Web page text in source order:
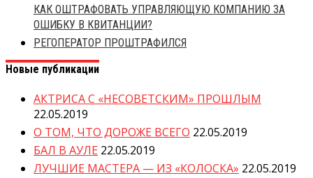
КАК ОШТРАФОВАТЬ УПРАВЛЯЮЩУЮ КОМПАНИЮ ЗА
ОШИБКУ В КВИТАНЦИИ?
РЕГОПЕРАТОР ПРОШТРАФИЛСЯ
Новые публикации
АКТРИСА С «НЕСОВЕТСКИМ» ПРОШЛЫМ
22.05.2019
О ТОМ, ЧТО ДОРОЖЕ ВСЕГО 22.05.2019
БАЛ В АУЛЕ 22.05.2019
ЛУЧШИЕ МАСТЕРА — ИЗ «КОЛОСКА» 22.05.2019